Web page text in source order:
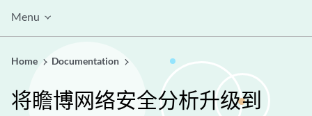
Menu
Home Documentation
将瞻博网络安全分析升级到